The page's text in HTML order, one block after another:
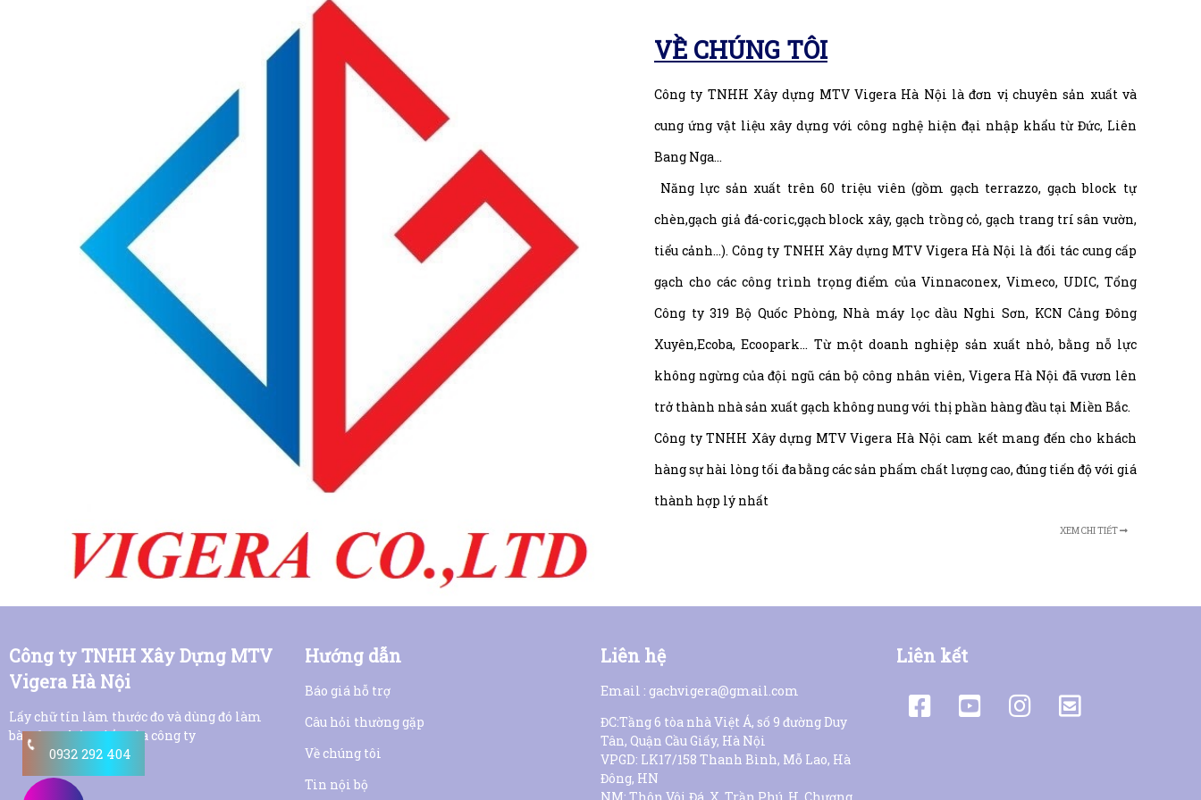
VỀ CHÚNG TÔI
Công ty TNHH Xây dựng MTV Vigera Hà Nội là đơn vị chuyên sản xuất và
cung ứng vật liệu xây dựng với công nghệ hiện đại nhập khẩu từ Đức, Liên
Bang Nga...
Năng lực sản xuất trên 60 triệu viên (gồm gạch terrazzo, gạch block tự
chèn,gạch giả đá-coric,gạch block xây, gạch trồng cỏ, gạch trang trí sân vườn,
tiểu cảnh…). Công ty TNHH Xây dựng MTV Vigera Hà Nội là đối tác cung cấp
gạch cho các công trình trọng điểm của Vinnaconex, Vimeco, UDIC, Tổng
Công ty 319 Bộ Quốc Phòng, Nhà máy lọc dầu Nghi Sơn, KCN Cảng Đông
Xuyên,Ecoba, Ecoopark… Từ một doanh nghiệp sản xuất nhỏ, bằng nỗ lực
không ngừng của đội ngũ cán bộ công nhân viên, Vigera Hà Nội đã vươn lên
trở thành nhà sản xuất gạch không nung với thị phần hàng đầu tại Miền Bắc.
Công ty TNHH Xây dựng MTV Vigera Hà Nội cam kết mang đến cho khách
hàng sự hài lòng tối đa bằng các sản phẩm chất lượng cao, đúng tiến độ với giá
thành hợp lý nhất
XEM CHI TIẾT
Công ty TNHH Xây Dựng MTV
Vigera Hà Nội
Lấy chữ tín làm thước đo và dùng đó làm
bàn đạp phát triển của công ty
Hướng dẫn
Báo giá hỗ trợ
Câu hỏi thường gặp
Về chúng tôi
Tin nội bộ
Liên hệ
Email : gachvigera@gmail.com
ĐC:Tầng 6 tòa nhà Việt Á, số 9 đường Duy
Tân, Quận Cầu Giấy, Hà Nội
VPGD: LK17/158 Thanh Bình, Mỗ Lao, Hà
Đông, HN
NM: Thôn Vôi Đá, X. Trần Phú, H. Chương
Liên kết
0932 292 404